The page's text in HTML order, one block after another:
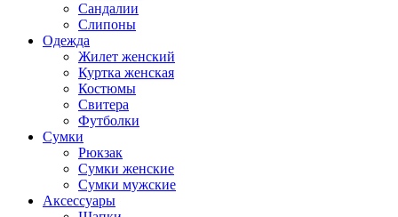
Сандалии
Слипоны
Одежда
Жилет женский
Куртка женская
Костюмы
Свитера
Футболки
Сумки
Рюкзак
Сумки женские
Сумки мужские
Аксеcсуары